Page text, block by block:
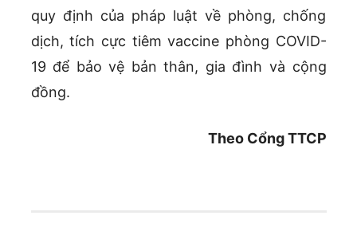
quy định của pháp luật về phòng, chống
dịch, tích cực tiêm vaccine phòng COVID-
19 để bảo vệ bản thân, gia đình và cộng
đồng.
Theo Cổng TTCP